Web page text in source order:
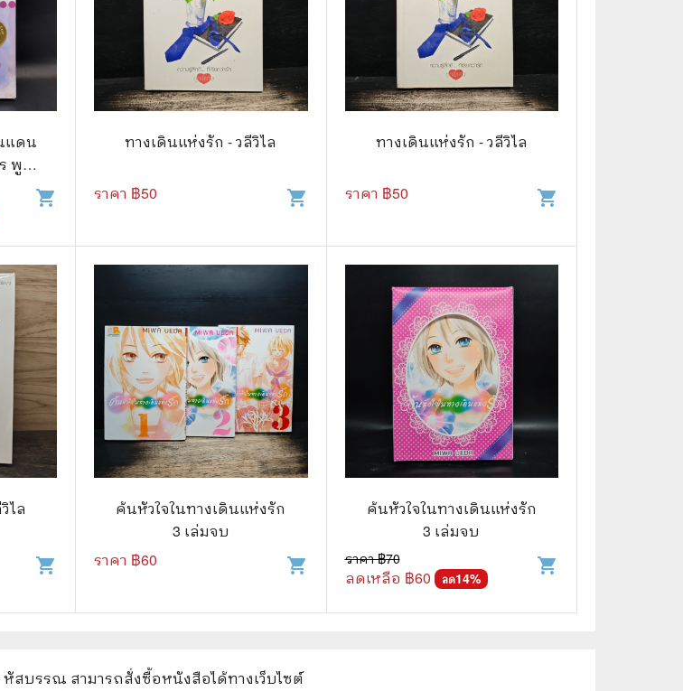
แดน
พูล
shopping_cart
ทางเดินแห่งรัก - วลีวิไล
ราคา ฿50 shopping_cart
ทางเดินแห่งรัก - วลีวิไล
ราคา ฿50 shopping_cart
ไล
shopping_cart
ค้นหัวใจในทางเดินแห่งรัก
3 เล่มจบ
ราคา ฿60 shopping_cart
ค้นหัวใจในทางเดินแห่งรัก
3 เล่มจบ
ราคา ฿70
ลดเหลือ ฿60 ลด14%
shopping_cart
หัสบรรณ สามารถสั่งซื้อหนังสือได้ทางเว็บไซต์